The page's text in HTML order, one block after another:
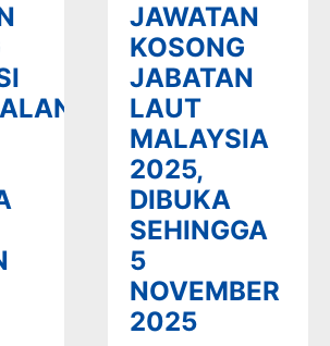
JAWATAN
KOSONG
JABATAN
LAUT
MALAYSIA
2025,
DIBUKA
SEHINGGA
5
NOVEMBER
2025